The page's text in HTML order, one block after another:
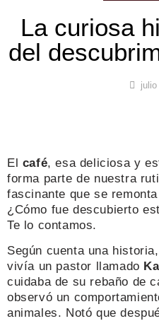
La curiosa
del
El café, esa deliciosa y
forma parte de nuestra
fascinante que se
¿Cómo fue descubierto
Te lo contamos.
Según cuenta una
vivía un pastor llamado
cuidaba de su rebaño de
observó un
animales. Notó que